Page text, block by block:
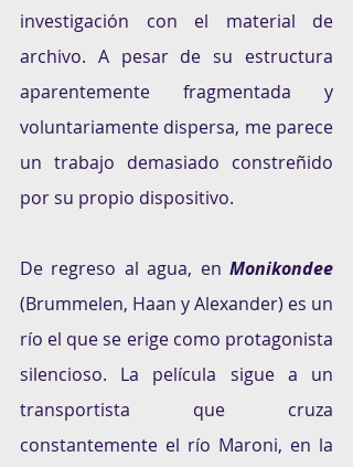
investigación con el material de
archivo. A pesar de su estructura
aparentemente fragmentada y
voluntariamente dispersa, me parece
un trabajo demasiado constreñido
por su propio dispositivo.
De regreso al agua, en Monikondee
(Brummelen, Haan y Alexander) es un
río el que se erige como protagonista
silencioso. La película sigue a un
transportista que cruza
constantemente el río Maroni, en la